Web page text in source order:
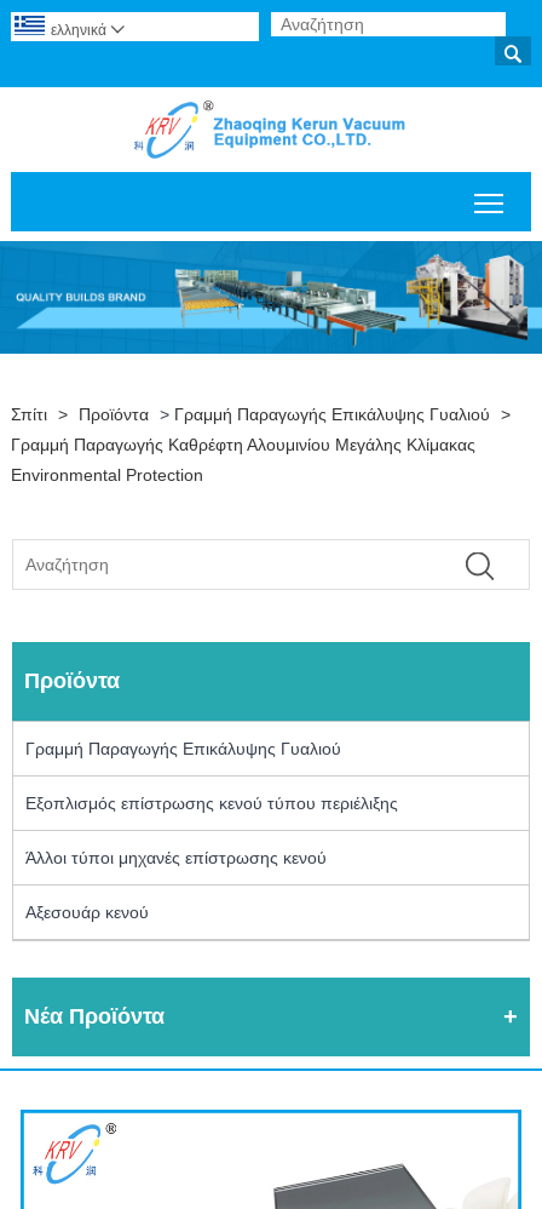

ελληνικά 
Σπίτι > Προϊόντα > Γραμμή Παραγωγής Επικάλυψης Γυαλιού
>
Γραμμή Παραγωγής Καθρέφτη Αλουμινίου Μεγάλης Κλίμακας
Environmental Protection
Προϊόντα
Γραμμή Παραγωγής Επικάλυψης Γυαλιού
Εξοπλισμός επίστρωσης κενού τύπου περιέλιξης
Άλλοι τύποι μηχανές επίστρωσης κενού
Αξεσουάρ κενού
Νέα Προϊόντα